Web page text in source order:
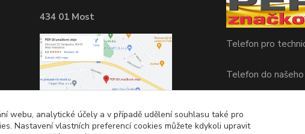
434 01 Most
Telefon pro
Telefon do
webu, analytické účely a v případě udělení souhlasu také pro
Nastavení vlastních preferencí cookies můžete kdykoli upravit